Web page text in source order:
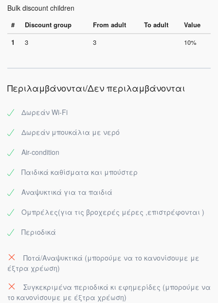
Bulk discount children
# Discount group From adult To adult
Value
1
3 3 10%
Περιλαμβάνονται/Δεν περιλαμβάνονται
Δωρεάν Wi-Fi
Δωρεάν μπουκάλια με νερό
Air-condition
Παιδικά καθίσματα και μπούστερ
Αναψυκτικά για τα παιδιά
Ομπρέλες(για τις βροχερές μέρες ,επιστρέφονται )
Περιοδικά
Ποτά/Αναψυκτικά (μπορούμε να το κανονίσουμε με
έξτρα χρέωση)
Συγκεκριμένα περιοδικά κι εφημερίδες (μπορούμε να
το κανονίσουμε με έξτρα χρέωση)